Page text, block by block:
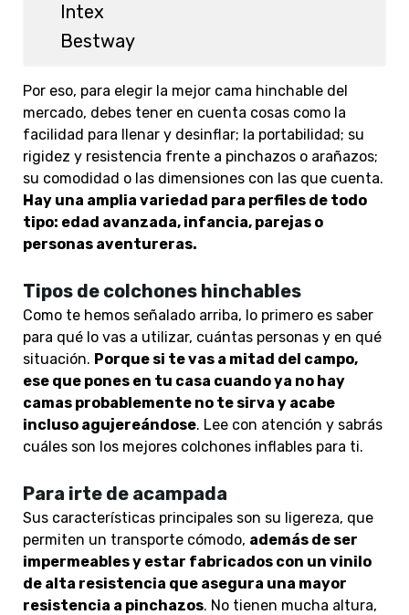
Intex
Bestway
Por eso, para elegir la mejor cama hinchable del
mercado, debes tener en cuenta cosas como la
facilidad para llenar y desinflar; la portabilidad; su
rigidez y resistencia frente a pinchazos o arañazos;
su comodidad o las dimensiones con las que cuenta.
Hay una amplia variedad para perfiles de todo
tipo: edad avanzada, infancia, parejas o
personas aventureras.
Tipos de colchones hinchables
Como te hemos señalado arriba, lo primero es saber
para qué lo vas a utilizar, cuántas personas y en qué
situación. Porque si te vas a mitad del campo,
ese que pones en tu casa cuando ya no hay
camas probablemente no te sirva y acabe
incluso agujereándose. Lee con atención y sabrás
cuáles son los mejores colchones inflables para ti.
Para irte de acampada
Sus características principales son su ligereza, que
permiten un transporte cómodo, además de ser
impermeables y estar fabricados con un vinilo
de alta resistencia que asegura una mayor
resistencia a pinchazos. No tienen mucha altura,